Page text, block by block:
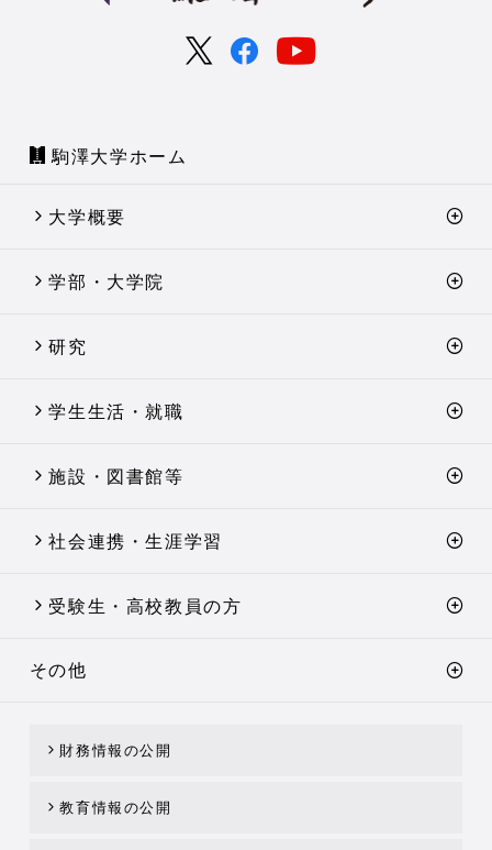
駒澤大学ホーム
大学概要
学部・大学院
研究
学生生活・就職
施設・図書館等
社会連携・生涯学習
受験生・高校教員の方
その他
財務情報の公開
教育情報の公開